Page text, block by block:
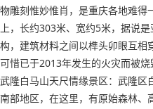
物雕刻惟妙惟肖，是重庆各地难得
上，长约303米、宽约5米，据说
构，建筑材料之间以榫头卯眼互相
可惜已于2013年发生的火灾而被烧
武隆白马山天尺情缘景区：武隆区
南部地区，在这里，有原始森林